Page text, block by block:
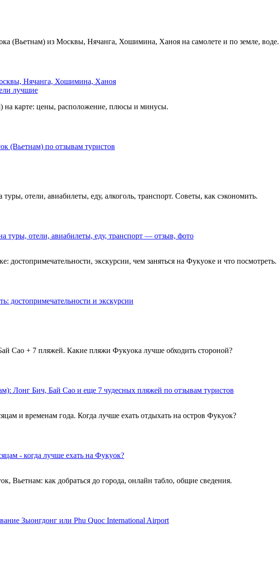
(Вьетнам) из Москвы, Нячанга, Хошимина, Ханоя на самолете и по земле, воде.
Нячанга, Хошимина, Ханоя
на карте: цены, расположение, плюсы и минусы.
(Вьетнам) по отзывам туристов
отели, авиабилеты, еду, алкоголь, транспорт. Советы, как сэкономить.
туры, отели, авиабилеты, еду, транспорт — отзыв, фото
достопримечательности, экскурсии, чем заняться на Фукуоке и что посмотреть.
достопримечательности и экскурсии
Сао + 7 пляжей. Какие пляжи Фукуока лучше обходить стороной?
Лонг Бич, Бай Сао и еще 7 чудесных пляжей по отзывам туристов
и временам года. Когда лучше ехать отдыхать на остров Фукуок?
- когда лучше ехать на Фукуок?
Вьетнам: как добраться до города, онлайн табло, общие сведения.
Зыонгдонг или Phu Quoc International Airport